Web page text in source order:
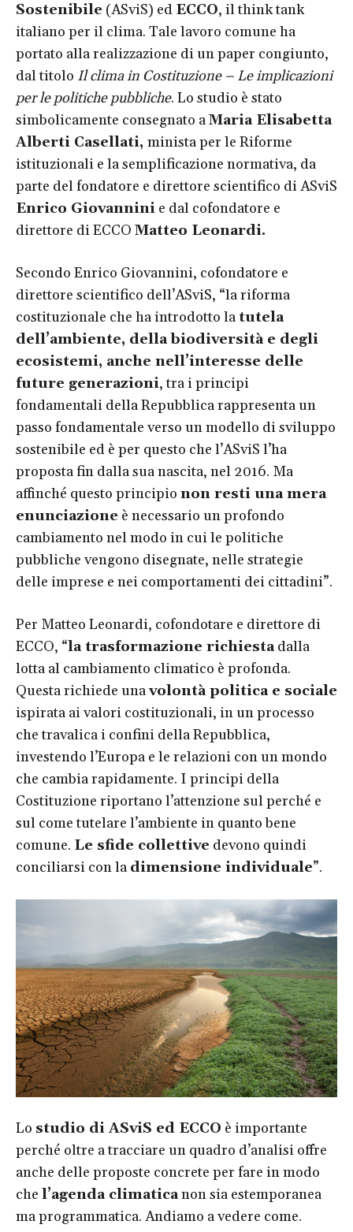
Sostenibile (ASviS) ed ECCO, il think tank
italiano per il clima. Tale lavoro comune ha
portato alla realizzazione di un paper congiunto,
dal titolo Il clima in Costituzione – Le implicazioni
per le politiche pubbliche. Lo studio è stato
simbolicamente consegnato aMaria Elisabetta
Alberti Casellati, minista per le Riforme
istituzionali e la semplificazione normativa, da
parte del fondatore e direttore scientifico di ASviS
Enrico Giovannini e dal cofondatore e
direttore di ECCO Matteo Leonardi.
Secondo Enrico Giovannini, cofondatore e
direttore scientifico dell’ASviS, “la riforma
costituzionale che ha introdotto la tutela
dell’ambiente, della biodiversità e degli
ecosistemi, anche nell’interesse delle
future generazioni, tra i principi
fondamentali della Repubblica rappresenta un
passo fondamentale verso un modello di sviluppo
sostenibile ed è per questo che l’ASviS l’ha
proposta fin dalla sua nascita, nel 2016. Ma
affinché questo principio non resti una mera
enunciazione è necessario un profondo
cambiamento nel modo in cui le politiche
pubbliche vengono disegnate, nelle strategie
delle imprese e nei comportamenti dei cittadini”.
Per Matteo Leonardi, cofondotare e direttore di
ECCO, “la trasformazione richiestadalla
lotta al cambiamento climatico è profonda.
Questa richiede unavolontà politica e sociale
ispirata ai valori costituzionali, in un processo
che travalica i confini della Repubblica,
investendo l’Europa e le relazioni con un mondo
che cambia rapidamente. I principi della
Costituzione riportano l’attenzione sul perché e
sul come tutelare l’ambiente in quanto bene
comune. Le sfide collettive devono quindi
conciliarsi con la dimensione individuale”.
Lo studio di ASviS ed ECCO è importante
perché oltre a tracciare un quadro d’analisi offre
anche delle proposte concrete per fare in modo
che l’agenda climaticanon sia estemporanea
ma programmatica. Andiamo a vedere come.